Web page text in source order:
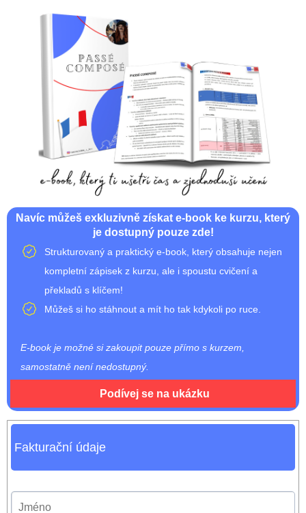
Navíc můžeš exkluzivně získat e-book ke kurzu, který
je dostupný pouze zde!
Strukturovaný a praktický e-book, který obsahuje nejen
kompletní zápisek z kurzu, ale i spoustu cvičení a
překladů s klíčem!
Můžeš si ho stáhnout a mít ho tak kdykoli po ruce.
E-book je možné si zakoupit pouze přímo s kurzem,
samostatně není nedostupný.
Podívej se na ukázku
Fakturační údaje